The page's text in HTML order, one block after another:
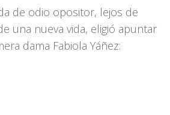
de odio opositor, lejos de
una nueva vida, eligió apuntar
dama Fabiola Yáñez: